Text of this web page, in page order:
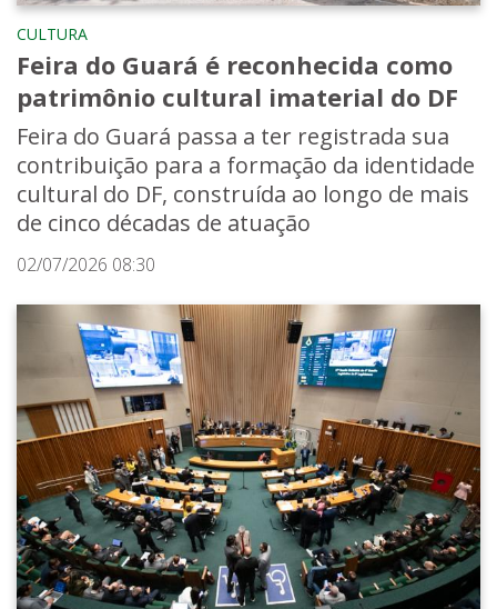
CULTURA
Feira do Guará é reconhecida como
patrimônio cultural imaterial do DF
Feira do Guará passa a ter registrada sua
contribuição para a formação da identidade
cultural do DF, construída ao longo de mais
de cinco décadas de atuação
02/07/2026 08:30